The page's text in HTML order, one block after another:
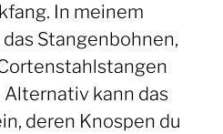
In meinem
Stangenbohnen,
kann das
deren Knospen du